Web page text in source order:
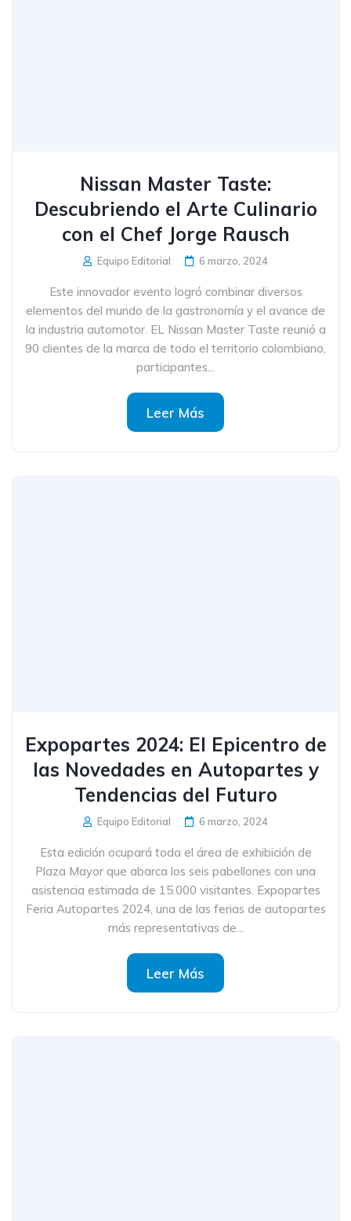
Nissan Master Taste:
Descubriendo el Arte Culinario
con el Chef Jorge Rausch
Equipo Editorial 6 marzo, 2024
Este innovador evento logró combinar diversos
elementos del mundo de la gastronomía y el avance de
la industria automotor. EL Nissan Master Taste reunió a
90 clientes de la marca de todo el territorio colombiano,
participantes...
Leer Más
Expopartes 2024: El Epicentro de
las Novedades en Autopartes y
Tendencias del Futuro
Equipo Editorial 6 marzo, 2024
Esta edición ocupará toda el área de exhibición de
Plaza Mayor que abarca los seis pabellones con una
asistencia estimada de 15.000 visitantes. Expopartes
Feria Autopartes 2024, una de las ferias de autopartes
más representativas de...
Leer Más